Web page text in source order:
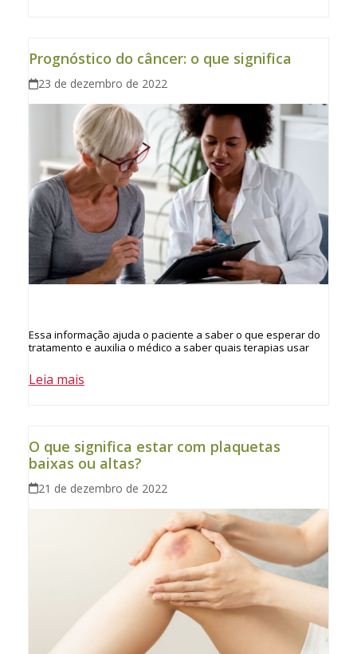
Prognóstico do câncer: o que significa
23 de dezembro de 2022
Essa informação ajuda o paciente a saber o que esperar do
tratamento e auxilia o médico a saber quais terapias usar
Leia mais
O que significa estar com plaquetas
baixas ou altas?
21 de dezembro de 2022